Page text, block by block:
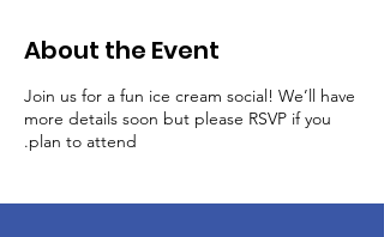
About the Event
Join us for a fun ice cream social! We’ll have
more details soon but please RSVP if you
plan to attend.